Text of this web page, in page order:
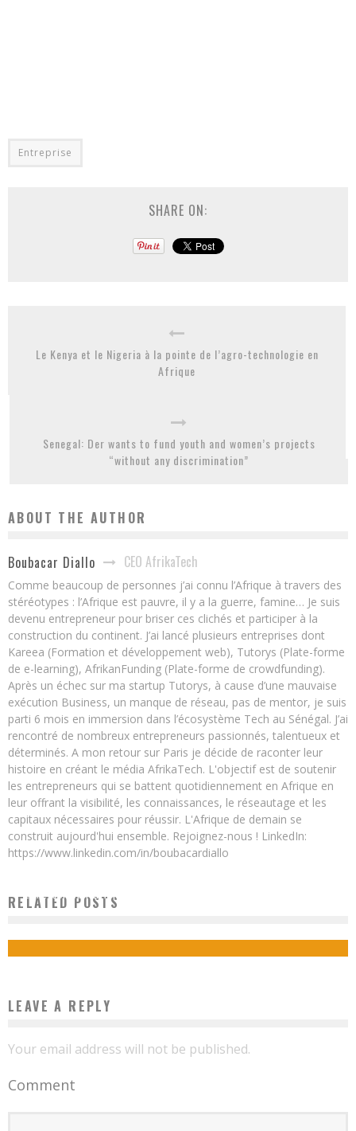
Entreprise
SHARE ON:
Le Kenya et le Nigeria à la pointe de l’agro-technologie en
Afrique
Senegal: Der wants to fund youth and women’s projects
“without any discrimination”
ABOUT THE AUTHOR
Boubacar Diallo CEO AfrikaTech
Comme beaucoup de personnes j’ai connu l’Afrique à travers des
stéréotypes : l’Afrique est pauvre, il y a la guerre, famine… Je suis
devenu entrepreneur pour briser ces clichés et participer à la
construction du continent. J’ai lancé plusieurs entreprises dont
Kareea (Formation et développement web), Tutorys (Plate-forme
de e-learning), AfrikanFunding (Plate-forme de crowdfunding).
Après un échec sur ma startup Tutorys, à cause d’une mauvaise
exécution Business, un manque de réseau, pas de mentor, je suis
parti 6 mois en immersion dans l’écosystème Tech au Sénégal. J’ai
rencontré de nombreux entrepreneurs passionnés, talentueux et
déterminés. A mon retour sur Paris je décide de raconter leur
histoire en créant le média AfrikaTech. L'objectif est de soutenir
les entrepreneurs qui se battent quotidiennement en Afrique en
leur offrant la visibilité, les connaissances, le réseautage et les
capitaux nécessaires pour réussir. L'Afrique de demain se
construit aujourd'hui ensemble. Rejoignez-nous ! LinkedIn:
https://www.linkedin.com/in/boubacardiallo
RELATED POSTS
EN RETOURNANT EN AFRIQUE FAUT-IL TRAVAILLER POUR UNE ENTREPRISE OU EN
LEAVE A REPLY
Your email address will not be published.
Comment